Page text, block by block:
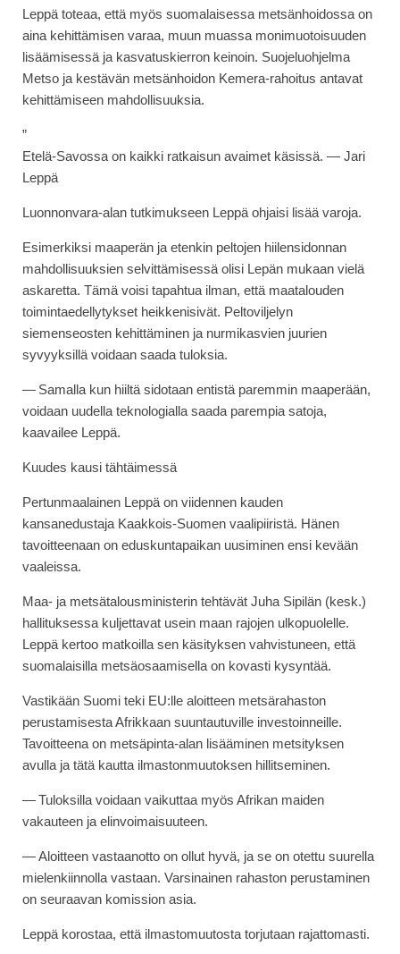
Leppä toteaa, että myös suomalaisessa metsänhoidossa on
aina kehittämisen varaa, muun muassa monimuotoisuuden
lisäämisessä ja kasvatuskierron keinoin. Suojeluohjelma
Metso ja kestävän metsänhoidon Kemera-rahoitus antavat
kehittämiseen mahdollisuuksia.
”
Etelä-Savossa on kaikki ratkaisun avaimet käsissä. — Jari
Leppä
Luonnonvara-alan tutkimukseen Leppä ohjaisi lisää varoja.
Esimerkiksi maaperän ja etenkin peltojen hiilensidonnan
mahdollisuuksien selvittämisessä olisi Lepän mukaan vielä
askaretta. Tämä voisi tapahtua ilman, että maatalouden
toimintaedellytykset heikkenisivät. Peltoviljelyn
siemenseosten kehittäminen ja nurmikasvien juurien
syvyyksillä voidaan saada tuloksia.
— Samalla kun hiiltä sidotaan entistä paremmin maaperään,
voidaan uudella teknologialla saada parempia satoja,
kaavailee Leppä.
Kuudes kausi tähtäimessä
Pertunmaalainen Leppä on viidennen kauden
kansanedustaja Kaakkois-Suomen vaalipiiristä. Hänen
tavoitteenaan on eduskuntapaikan uusiminen ensi kevään
vaaleissa.
Maa- ja metsätalousministerin tehtävät Juha Sipilän (kesk.)
hallituksessa kuljettavat usein maan rajojen ulkopuolelle.
Leppä kertoo matkoilla sen käsityksen vahvistuneen, että
suomalaisilla metsäosaamisella on kovasti kysyntää.
Vastikään Suomi teki EU:lle aloitteen metsärahaston
perustamisesta Afrikkaan suuntautuville investoinneille.
Tavoitteena on metsäpinta-alan lisääminen metsityksen
avulla ja tätä kautta ilmastonmuutoksen hillitseminen.
— Tuloksilla voidaan vaikuttaa myös Afrikan maiden
vakauteen ja elinvoimaisuuteen.
— Aloitteen vastaanotto on ollut hyvä, ja se on otettu suurella
mielenkiinnolla vastaan. Varsinainen rahaston perustaminen
on seuraavan komission asia.
Leppä korostaa, että ilmastomuutosta torjutaan rajattomasti.